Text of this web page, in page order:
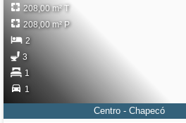
208,00 m² T
208,00 m² P
2
3
1
1
Centro - Chapecó